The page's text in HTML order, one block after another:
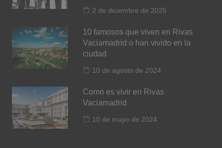
2 de diciembre de 2025
10 famosos que viven en Rivas
Vaciamadrid o han vivido en la
ciudad
10 de agosto de 2024
Como es vivir en Rivas
Vaciamadrid
10 de mayo de 2024